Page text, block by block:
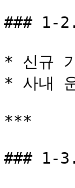
### 1-
* 신규
* 사내
***
### 1-